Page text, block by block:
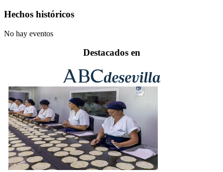
Hechos históricos
No hay eventos
Destacados en